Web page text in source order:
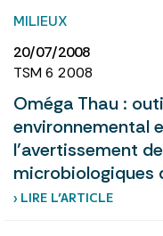
MILIEUX
20/07/2008
TSM 6 2008
Oméga Thau :
environnemental
l’avertissement
microbiologiques
› LIRE L’ARTICLE